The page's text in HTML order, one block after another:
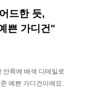
드한 듯,
쁜 가디건"
안쪽에 배색 디테일로
예쁜 가디건이에요.